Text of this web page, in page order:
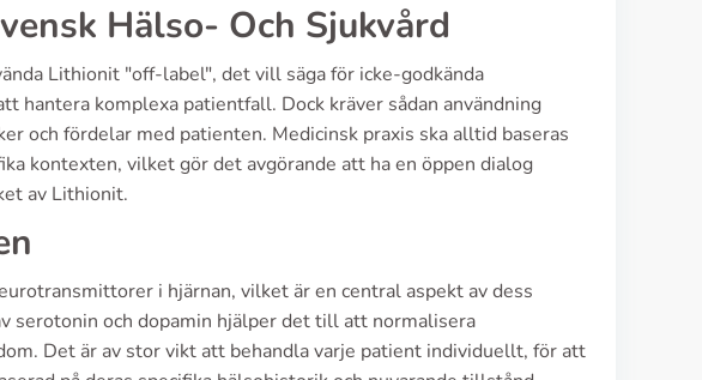
Hälso- Och Sjukvård
Lithionit "off-label", det vill säga för icke-godkända
hantera komplexa patientfall. Dock kräver sådan användning
och fördelar med patienten. Medicinsk praxis ska alltid baseras
kontexten, vilket gör det avgörande att ha en öppen dialog
av Lithionit.
i hjärnan, vilket är en central aspekt av dess
serotonin och dopamin hjälper det till att normalisera
Det är av stor vikt att behandla varje patient individuellt, för att